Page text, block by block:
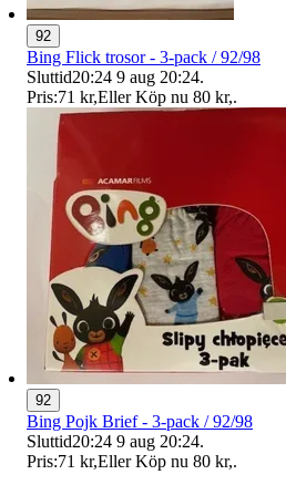
92
Bing Flick trosor - 3-pack / 92/98
Sluttid20:24 9 aug 20:24.
Pris:71 kr,Eller Köp nu 80 kr,.
92
Bing Pojk Brief - 3-pack / 92/98
Sluttid20:24 9 aug 20:24.
Pris:71 kr,Eller Köp nu 80 kr,.